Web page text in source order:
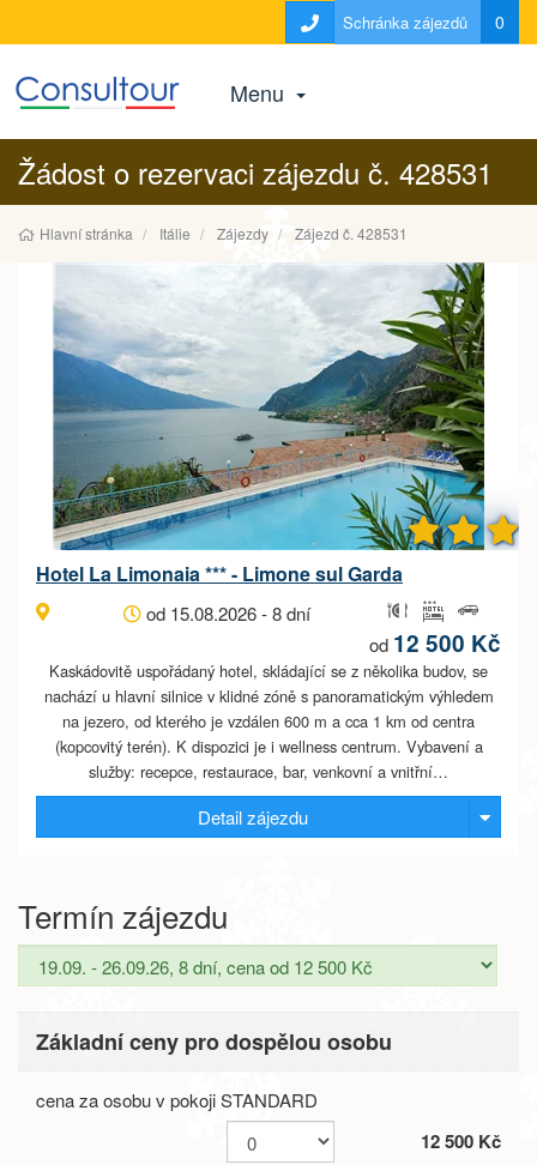
Schránka zájezdů 0
Menu
Žádost o rezervaci zájezdu č. 428531
Hlavní stránka Itálie Zájezdy Zájezd č. 428531
Hotel La Limonaia *** - Limone sul Garda
od 15.08.2026 - 8 dní
od 12 500 Kč
Kaskádovitě uspořádaný hotel, skládající se z několika budov, se
nachází u hlavní silnice v klidné zóně s panoramatickým výhledem
na jezero, od kterého je vzdálen 600 m a cca 1 km od centra
(kopcovitý terén). K dispozici je i wellness centrum. Vybavení a
služby: recepce, restaurace, bar, venkovní a vnitřní…
Detail zájezdu
Termín zájezdu
Základní ceny pro dospělou osobu
cena za osobu v pokoji STANDARD
12 500 Kč